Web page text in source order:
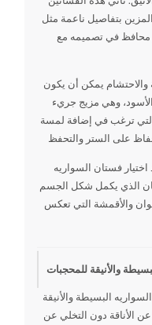
بتفاصيل ناعمة مثل
محافظ في تصميمه مع
والاحتشام يمكن أن يكون
الأسود، وهي مزيج جريء
التي ترغب في إضافة لمسة
فستان السواريه
الذي يكمل شكل الجسم
والأقمشة التي تعكس
والأنيقة للمحجبات
البسيطة والأنيقة
عن الأناقة دون التخلي عن